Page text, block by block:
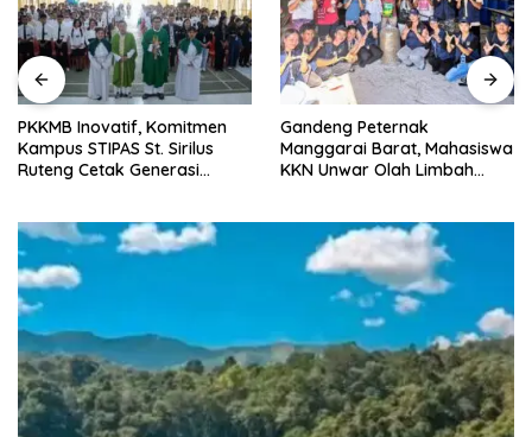
PKKMB Inovatif, Komitmen
Kampus STIPAS St. Sirilus
Ruteng Cetak Generasi
Gandeng Peternak
Manggarai Barat, Mahasiswa
KKN Unwar Olah Limbah